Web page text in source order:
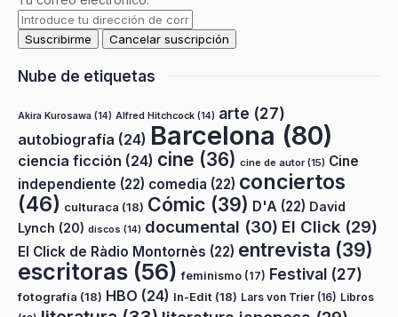
Nube de etiquetas
Akira Kurosawa (14) Alfred Hitchcock (14) arte (27)
autobiografía (24) Barcelona (80)
ciencia ficción (24) cine (36) cine de autor(15) Cine
independiente (22) comedia (22) conciertos
(46) culturaca (18) Cómic (39) D'A (22) David
Lynch (20) discos (14) documental (30) El Click (29)
El Click de Ràdio Montornès (22) entrevista (39)
escritoras (56) feminismo (17) Festival (27)
fotografía (18) HBO (24) In-Edit (18) Lars von Trier (16) Libros